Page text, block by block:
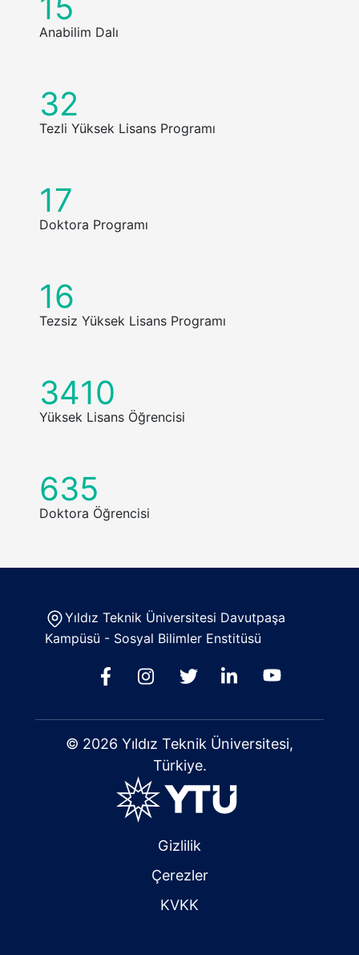
Anabilim Dalı
32
Tezli Yüksek Lisans Programı
17
Doktora Programı
16
Tezsiz Yüksek Lisans Programı
3410
Yüksek Lisans Öğrencisi
635
Doktora Öğrencisi
Yıldız Teknik Üniversitesi Davutpaşa
Kampüsü - Sosyal Bilimler Enstitüsü
© 2026 Yıldız Teknik Üniversitesi,
Türkiye.
Gizlilik
Çerezler
KVKK